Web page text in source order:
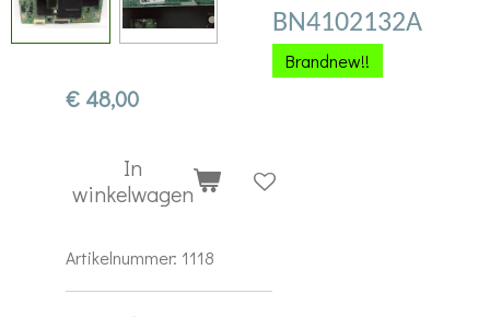
BN4102132A
Brandnew!!
€ 48,00
In
winkelwagen
Artikelnummer: 1118